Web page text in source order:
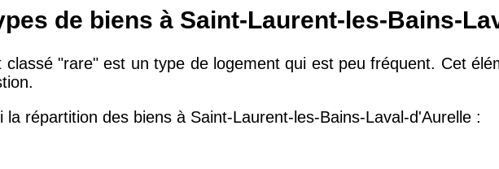
10 073 € 11 085 € 30 €
de biens à Saint-Laurent-les-Bains-
classé "rare" est un type de logement qui est peu fréquent. Cet
la répartition des biens à Saint-Laurent-les-Bains-Laval-d'Aurelle :